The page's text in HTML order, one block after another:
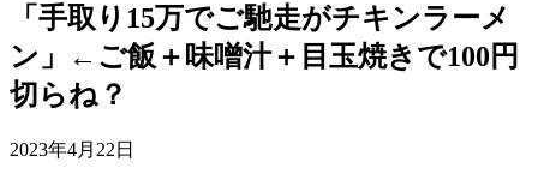
「手取り15万でご馳走がチキンラーメ
ン」←ご飯＋味噌汁＋目玉焼きで100円
切らね？
2023年4月22日